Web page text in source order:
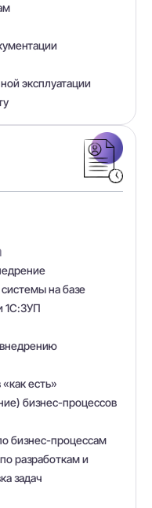
эксплуатации
на базе
1С:ЗУП
есть»
бизнес-процессов
бизнес-процессам
разработкам и
задач